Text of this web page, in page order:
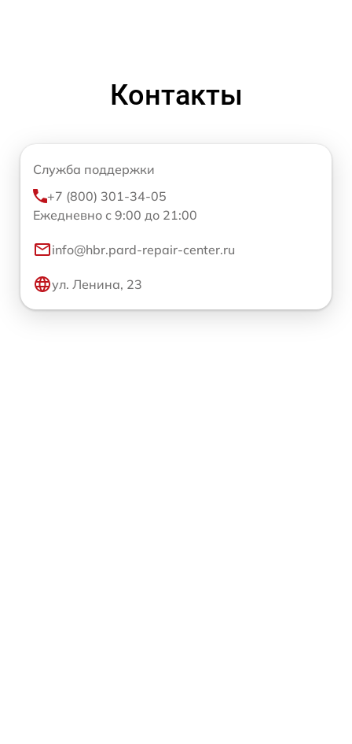
Контакты
Служба поддержки
+7 (800) 301-34-05
Ежедневно с 9:00 до 21:00
info@hbr.pard-repair-center.ru
ул. Ленина, 23